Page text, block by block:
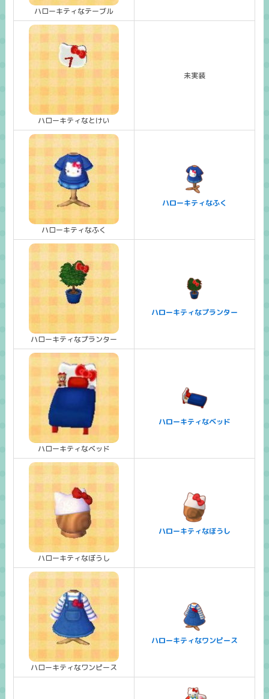
ハローキティなテーブル
ハローキティなとけい
未実装
ハローキティなふく
ハローキティなふく
ハローキティなプランター
ハローキティなプランター
ハローキティなベッド
ハローキティなベッド
ハローキティなぼうし
ハローキティなぼうし
ハローキティなワンピース
ハローキティなワンピース